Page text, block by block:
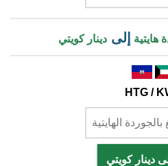
هايتية إلىدينار كويتي
HTG /
دينار كويتي